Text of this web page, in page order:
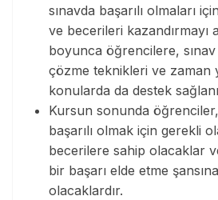
sınavda başarılı olmaları
ve becerileri kazandırmayı
boyunca öğrencilere,
çözme teknikleri ve zaman
konularda da destek
Kursun sonunda öğrenciler,
başarılı olmak için gerekli
becerilere sahip olacaklar
bir başarı elde etme
olacaklardır.